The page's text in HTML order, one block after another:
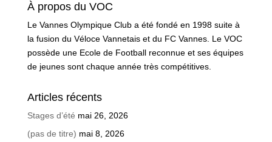
À propos du VOC
Le Vannes Olympique Club a été fondé en 1998 suite à
la fusion du Véloce Vannetais et du FC Vannes. Le VOC
possède une Ecole de Football reconnue et ses équipes
de jeunes sont chaque année très compétitives.
Articles récents
Stages d’été mai 26, 2026
(pas de titre) mai 8, 2026